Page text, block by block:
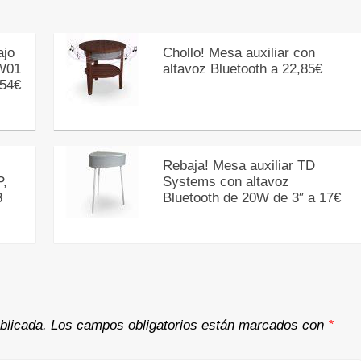
Chollo! Mesa auxiliar con
altavoz Bluetooth a 22,85€
Rebaja! Mesa auxiliar TD
Systems con altavoz
Bluetooth de 20W de 3″ a 17€
Los campos obligatorios están marcados con *